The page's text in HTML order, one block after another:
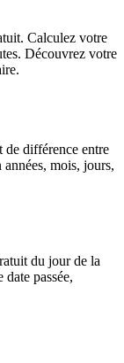
Calculez votre
Découvrez votre
de différence entre
mois, jours,
du jour de la
passée,